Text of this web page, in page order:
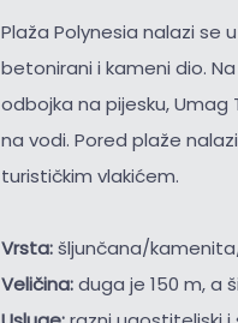
Plaža Polynesia nalazi se
betonirani i kameni dio.
odbojka na pijesku,
na vodi. Pored plaže
turističkim vlakićem.
Vrsta:šljunčana/
Veličina:duga je 150 m, a